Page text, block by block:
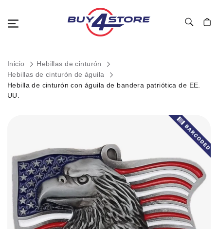
Inicio
Hebillas de cinturón
Hebillas de cinturón de águila
Hebilla de cinturón con águila de bandera patriótica de EE.
UU.
galería
de
imágenes.